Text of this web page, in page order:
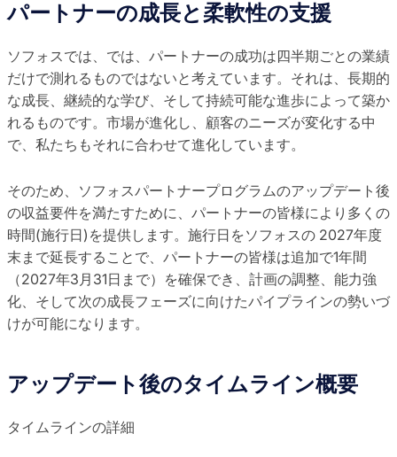
パートナーの成長と柔軟性の支援
ソフォスでは、では、パートナーの成功は四半期ごとの業績
だけで測れるものではないと考えています。それは、長期的
な成長、継続的な学び、そして持続可能な進歩によって築か
れるものです。市場が進化し、顧客のニーズが変化する中
で、私たちもそれに合わせて進化しています。
そのため、ソフォスパートナープログラムのアップデート後
の収益要件を満たすために、パートナーの皆様により多くの
時間(施行日)を提供します。施行日をソフォスの 2027年度
末まで延長することで、パートナーの皆様は追加で1年間
（2027年3月31日まで）を確保でき、計画の調整、能力強
化、そして次の成長フェーズに向けたパイプラインの勢いづ
けが可能になります。
アップデート後のタイムライン概要
タイムラインの詳細